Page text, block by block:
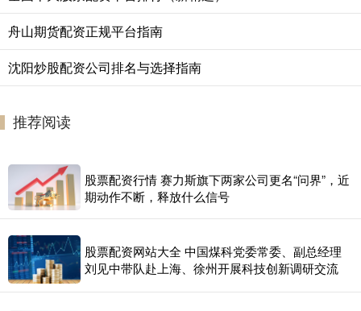
舟山期货配资正规平台指南
沈阳炒股配资公司排名与选择指南
推荐阅读
股票配资行情 赛力斯旗下两家公司更名“问界”，近
期动作不断，释放什么信号
股票配资网站大全 中国煤科党委常委、副总经理
刘见中带队赴上海、徐州开展科技创新调研交流